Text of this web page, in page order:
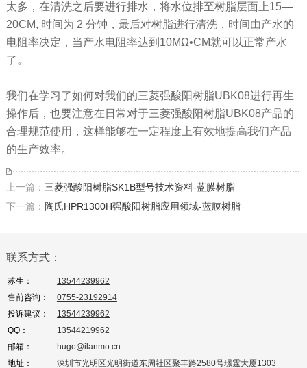
太多，在清洗之后要进行排水，将水位排至树脂层面上15—
20CM, 时间为 2 分钟，最后对树脂进行清洗，时间由产水的
电阻率决定，当产水电阻率达到10MΩ•CM就可以正常产水
了。
我们在学习了如何对我们的三菱强酸阳树脂UBK08进行再生
操作后，也要注意在日常对于三菱强酸阳树脂UBK08产品的
合理规范使用，这样能够在一定程度上有效地提高我们产品
的生产效率。
上一篇： 三菱强酸阳树脂SK1B型号技术资料-蓝膜树脂
下一篇： 陶氏HPR1300H强酸阳树脂应用领域-蓝膜树脂
联系方式：
苏生：
13544239962
售前咨询：
0755-23192914
投诉建议：
13544239962
QQ：
13544219962
邮箱：
hugo@ilanmo.cn
地址：
深圳市光明区光明街道东周社区聚丰路2580号璟霆大厦1303